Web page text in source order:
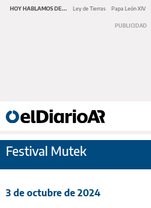
HOY HABLAMOS DE... Ley de Tierras Papa León XIV
Festival Mutek
3 de octubre de 2024